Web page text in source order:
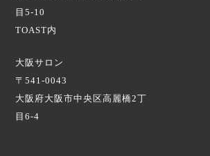
目5-10
TOAST内
大阪サロン
〒541-0043
大阪府大阪市中央区高麗橋2丁
目6-4